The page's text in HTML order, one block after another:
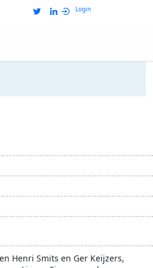
Login
Henri Smits en Ger Keijzers,